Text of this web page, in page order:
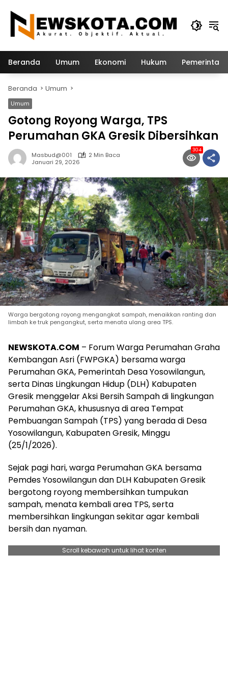
konten
Beranda Umum Ekonomi Hukum
Beranda Umum
Umum
Gotong Royong Warga, TPS
Perumahan GKA Gresik Dibersihkan
Masbud@001
2 Min Baca
Januari 29, 2026
304
Warga bergotong royong mengangkat sampah, menaikkan ranting dan
limbah ke truk pengangkut, serta menata ulang area TPS.
NEWSKOTA.COM – Forum Warga Perumahan Graha
Kembangan Asri (FWPGKA) bersama warga
Perumahan GKA, Pemerintah Desa Yosowilangun,
serta Dinas Lingkungan Hidup (DLH) Kabupaten
Gresik menggelar Aksi Bersih Sampah di lingkungan
Perumahan GKA, khususnya di area Tempat
Pembuangan Sampah (TPS) yang berada di Desa
Yosowilangun, Kabupaten Gresik, Minggu
(25/1/2026).
Sejak pagi hari, warga Perumahan GKA bersama
Pemdes Yosowilangun dan DLH Kabupaten Gresik
bergotong royong membersihkan tumpukan
sampah, menata kembali area TPS, serta
membersihkan lingkungan sekitar agar kembali
bersih dan nyaman.
Scroll kebawah untuk lihat konten